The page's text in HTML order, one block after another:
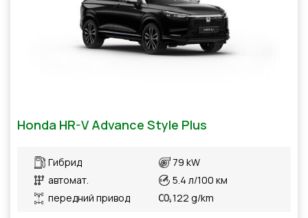
Honda HR-V Advance Style Plus
Гибрид
автомат.
передний привод
79 kW
5.4 л/100 км
122 g/km